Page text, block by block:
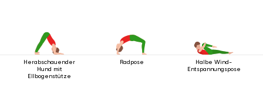
Herabschauender
Hund mit
Ellbogenstütze
Radpose
Halbe Wind-
Entspannungspose